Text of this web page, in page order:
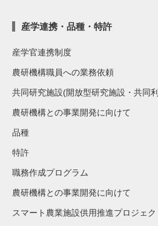
産学連携・品種・特許
産学官連携制度
農研機構職員への業務依頼
共同研究施設(開放型研究施設・共同
農研機構との事業開発に向けて
品種
特許
職務作成プログラム
農研機構との事業開発に向けて
スマート農業施設供用推進プロジェク